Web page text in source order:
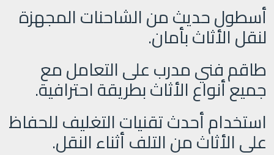
أسطول حديث من الشاحنات المجهزة
لنقل الأثاث بأمان.
طاقم فني مدرب على التعامل مع
جميع أنواع الأثاث بطريقة احترافية.
استخدام أحدث تقنيات التغليف للحفاظ
على الأثاث من التلف أثناء النقل.